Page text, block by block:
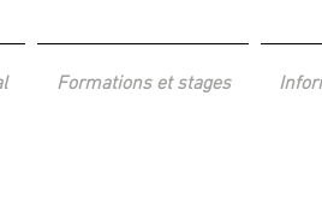
Formations et stages